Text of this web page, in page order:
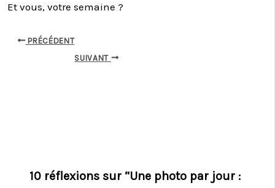
Et vous, votre semaine ?
PRÉCÉDENT
SUIVANT
10 réflexions sur “Une photo par jour :